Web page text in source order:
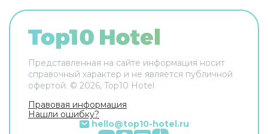
Представленная на сайте информация носит
справочный характер и не является публичной
офертой. © 2026, Top10 Hotel
Правовая информация
Нашли ошибку?
hello@top10-hotel.ru